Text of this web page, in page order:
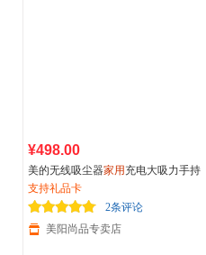
¥498.00
美的无线吸尘器家用 充电大吸力手持
轻量地毯吸猫毛吸尘机
支持礼品卡
2条评论
美阳尚品专卖店